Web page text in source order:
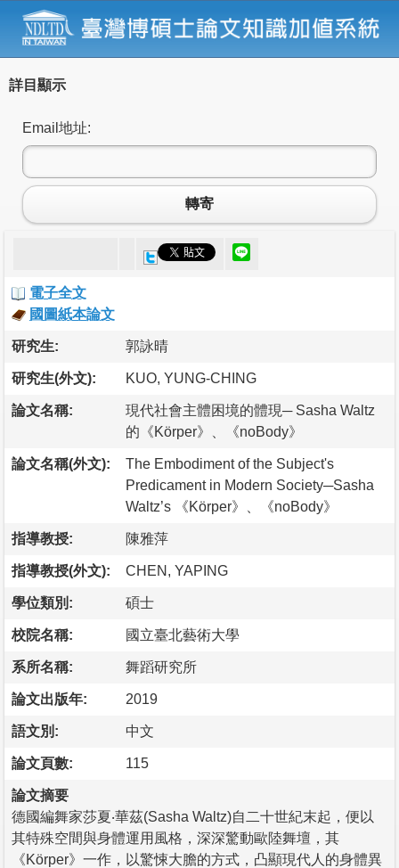
詳目顯示
Email地址:
轉寄
電子全文
國圖紙本論文
研究生: 郭詠晴
研究生(外文): KUO, YUNG-CHING
論文名稱:
現代社會主體困境的體現─ Sasha Waltz
的《Körper》、《noBody》
論文名稱(外文):
The Embodiment of the Subject's
Predicament in Modern Society─Sasha
Waltz’s 《Körper》、《noBody》
指導教授: 陳雅萍
指導教授(外文): CHEN, YAPING
學位類別: 碩士
校院名稱: 國立臺北藝術大學
系所名稱: 舞蹈研究所
論文出版年: 2019
語文別: 中文
論文頁數: 115
論文摘要
德國編舞家莎夏‧華茲(Sasha Waltz)自二十世紀末起，便以
其特殊空間與身體運用風格，深深驚動歐陸舞壇，其
《Körper》一作，以驚悚大膽的方式，凸顯現代人的身體異